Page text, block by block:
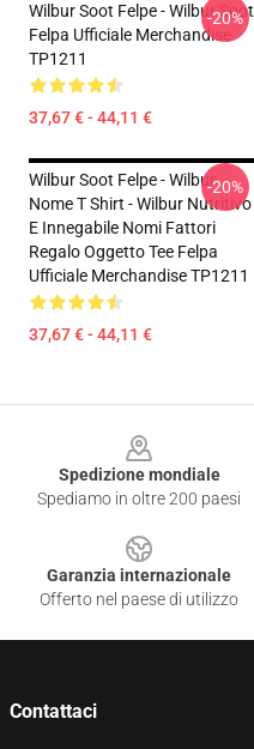
Wilbur Soot Felpe - Wilbur Soot
Felpa Ufficiale Merchandise
TP1211
37,67 € - 44,11 €
-20%
Wilbur Soot Felpe - Wilbur
Nome T Shirt - Wilbur Nutritivo
E Innegabile Nomi Fattori
Regalo Oggetto Tee Felpa
Ufficiale Merchandise TP1211
37,67 € - 44,11 €
-20%
Spedizione mondiale
Spediamo in oltre 200 paesi
Garanzia internazionale
Offerto nel paese di utilizzo
Contattaci